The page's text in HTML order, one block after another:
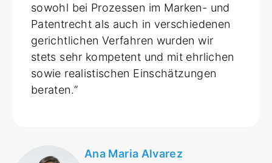
sowohl bei Prozessen im Marken- und
Patentrecht als auch in verschiedenen
gerichtlichen Verfahren wurden wir
stets sehr kompetent und mit ehrlichen
sowie realistischen Einschätzungen
beraten.“
Ana Maria Alvarez